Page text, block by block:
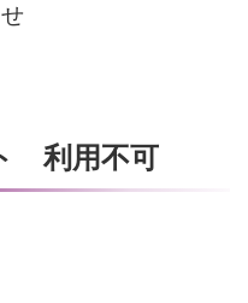
利用不可